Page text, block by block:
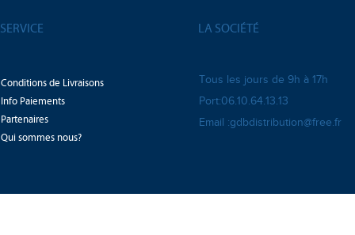
SERVICE LA SOCIÉTÉ
Conditions de Livraisons
Info Paiements
Partenaires
Qui sommes nous?
Tous les jours de 9h à 17h
Port:06.10.64.13.13
Email :gdbdistribution@free.fr